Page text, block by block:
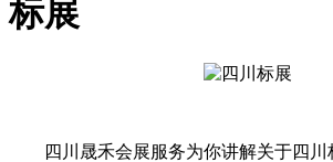
标展
四川晟禾会展服务为你讲解关于四川